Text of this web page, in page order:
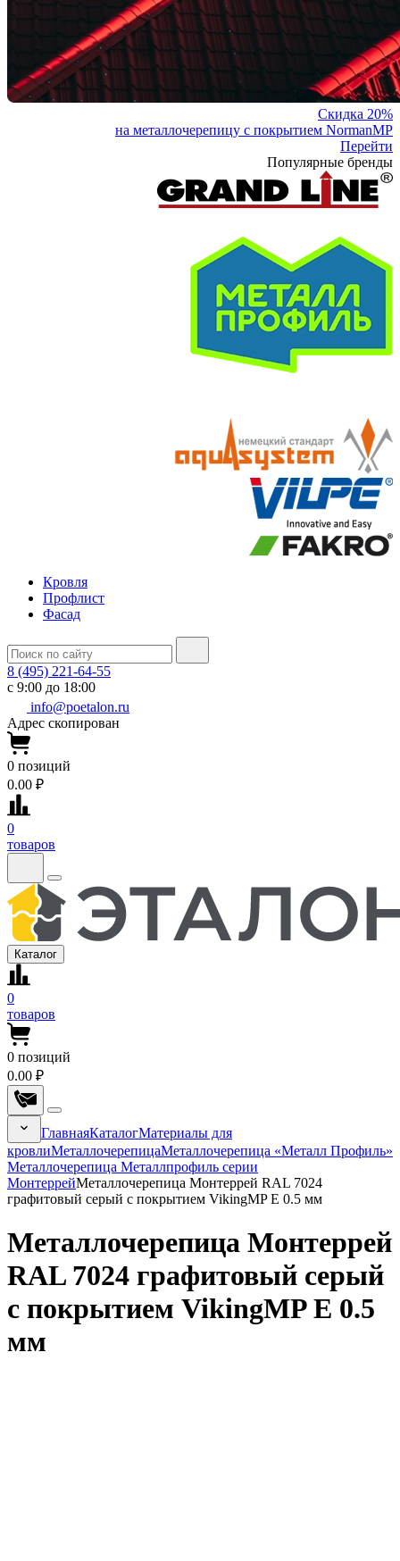
Скидка 20%
на металлочерепицу с покрытием NormanMP
Перейти
Популярные бренды
Кровля
Профлист
Фасад
8 (495) 221-64-55
с 9:00 до 18:00
info@poetalon.ru
Адрес скопирован
0 позиций
0.00 ₽
0
товаров
Каталог
0
товаров
0 позиций
0.00 ₽
ГлавнаяКаталогМатериалы для
кровлиМеталлочерепицаМеталлочерепица «Металл Профиль»
Металлочерепица Металлпрофиль серии
МонтеррейМеталлочерепица Монтеррей RAL 7024
графитовый серый с покрытием VikingMP E 0.5 мм
Металлочерепица Монтеррей
RAL 7024 графитовый серый
с покрытием VikingMP E 0.5
мм